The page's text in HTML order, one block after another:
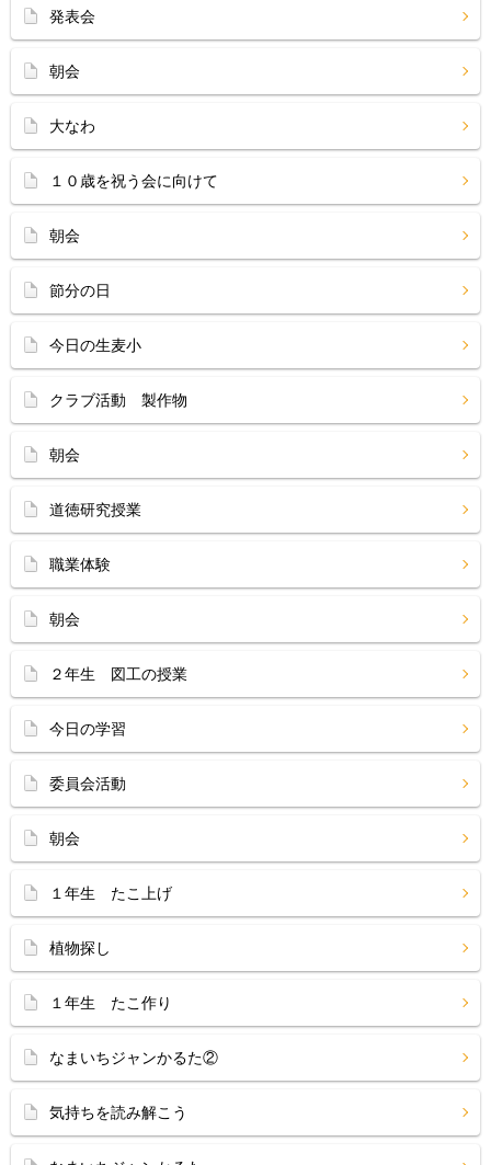
発表会
朝会
大なわ
１０歳を祝う会に向けて
朝会
節分の日
今日の生麦小
クラブ活動 製作物
朝会
道徳研究授業
職業体験
朝会
２年生 図工の授業
今日の学習
委員会活動
朝会
１年生 たこ上げ
植物探し
１年生 たこ作り
なまいちジャンかるた②
気持ちを読み解こう